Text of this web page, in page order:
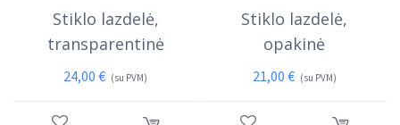
Stiklo lazdelė,
transparentinė
24,00€ (su PVM)
Stiklo lazdelė,
opakinė
21,00 € (su PVM)